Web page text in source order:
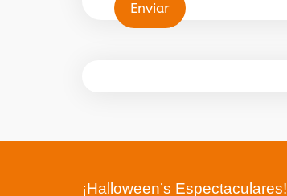
¡Halloween’s Espectaculares!